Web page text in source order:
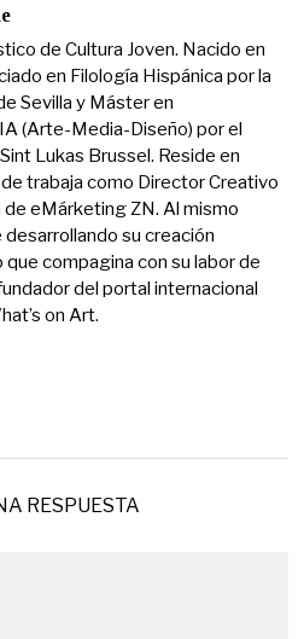
de Cultura Joven. Nacido en
en Filología Hispánica por la
Sevilla y Máster en
(Arte-Media-Diseño) por el
Lukas Brussel. Reside en
trabaja como Director Creativo
de eMárketing ZN. Al mismo
su creación
que compagina con su labor de
del portal internacional
on Art.
RESPUESTA